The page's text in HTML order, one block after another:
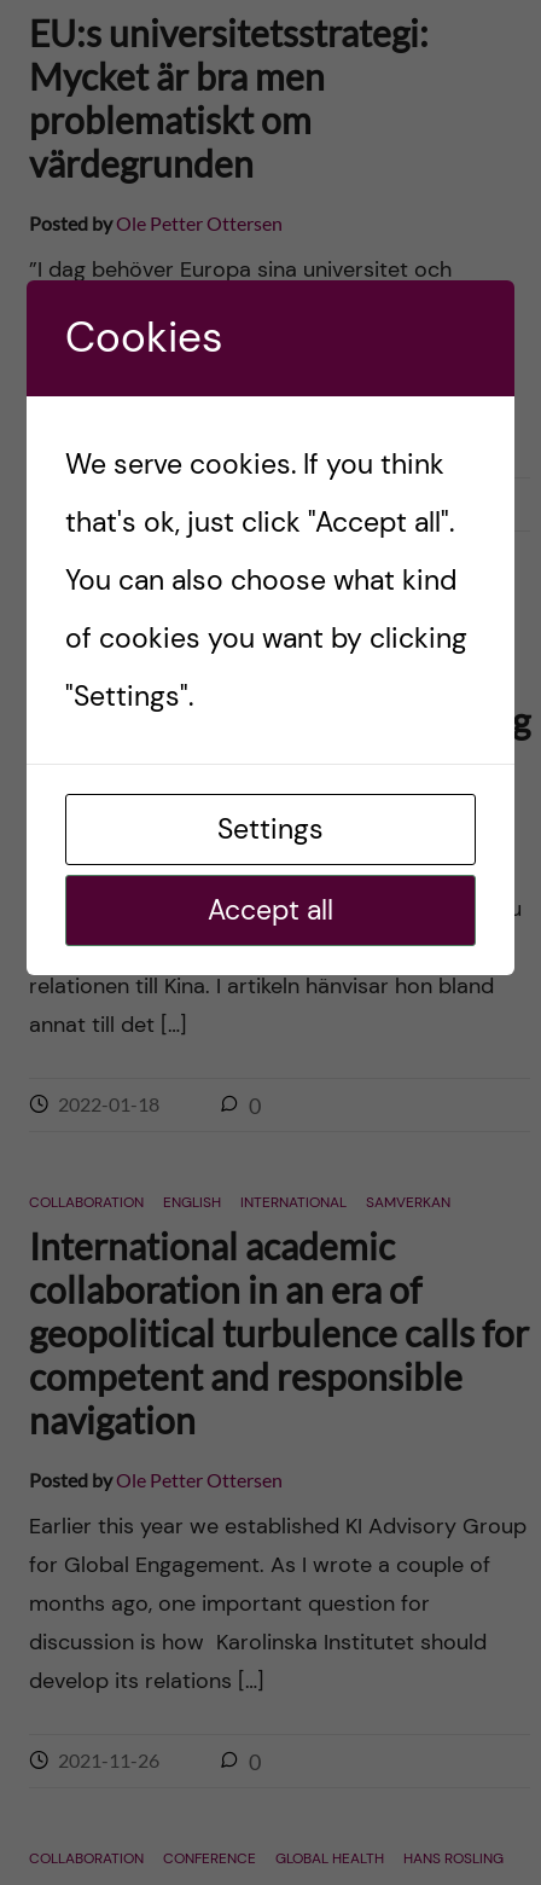
EU:s universitetsstrategi:
Mycket är bra men
problematiskt om
värdegrunden
Posted byOle Petter Ottersen
”I dag behöver Europa sina universitet och
oerhörda utmaningar som klimatförändringen,
0
INTERNATIONAL
POLITIK SAMARBETE SAMHÄLLE
SAMVERKAN
Ansvarsfull internationalisering
innebär svåra överväganden
Ole Petter Ottersen
English version below Den 27 december
publicerade Svenska Dagbladet en längre intervju
med utrikesminister Ann Linde om den svenska
relationen till Kina. I artikeln hänvisar hon bland
annat till det […]
2022-01-18 0
COLLABORATION ENGLISH INTERNATIONAL SAMVERKAN
International academic
collaboration in an era of
geopolitical turbulence calls for
competent and responsible
navigation
Posted byOle Petter Ottersen
Earlier this year we established KI Advisory Group
for Global Engagement. As I wrote a couple of
months ago, one important question for
discussion is how Karolinska Institutet should
develop its relations […]
2021-11-26 0
COLLABORATION CONFERENCE GLOBAL HEALTH HANS ROSLING
Cookies
We serve cookies. If you think
that's ok, just click "Accept all".
You can also choose what kind
of cookies you want by clicking
"Settings".
Settings
Accept all